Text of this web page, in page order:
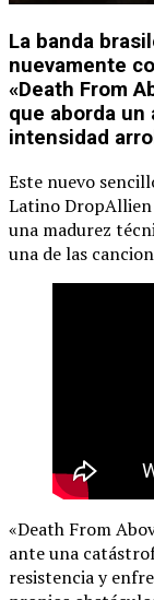
La banda
nuevamente
«Death From
que aborda
intensidad
Este nuevo
Latino DropAllien
una madurez
una de las
«Death From
ante una
resistencia y